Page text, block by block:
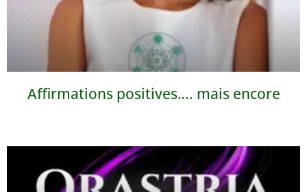
Affirmations positives…. mais encore